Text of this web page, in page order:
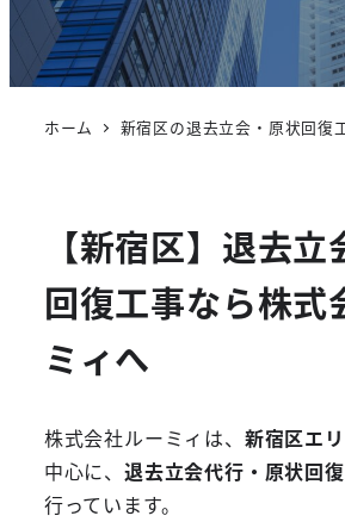
ホーム 新宿区の退去立会・原状回復
【新宿区】退去
回復工事なら株式
ミィへ
株式会社ルーミィは、 新宿区エ
中心に、 退去立会代行・原状回
行っています。